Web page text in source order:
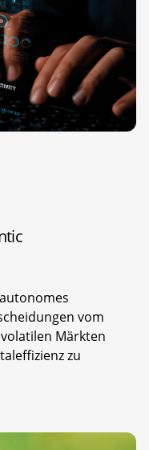
vom
Märkten
zu